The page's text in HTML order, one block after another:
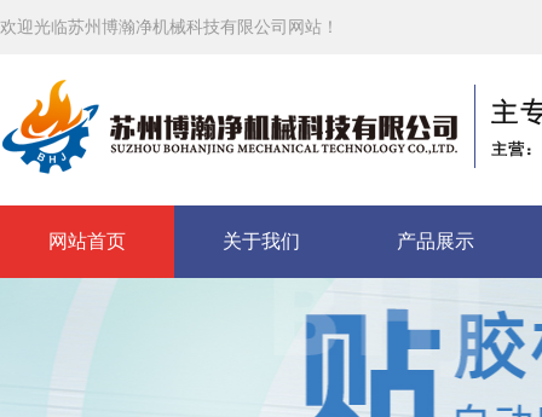
欢迎光临苏州博瀚净机械科技有限公司网站！
网站首页 关于我们 产品展示